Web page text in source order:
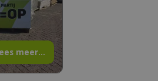
meer...